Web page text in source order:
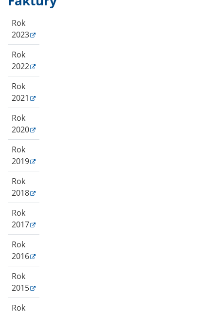
Rok
2023
Rok
2022
Rok
2021
Rok
2020
Rok
2019
Rok
2018
Rok
2017
Rok
2016
Rok
2015
Rok